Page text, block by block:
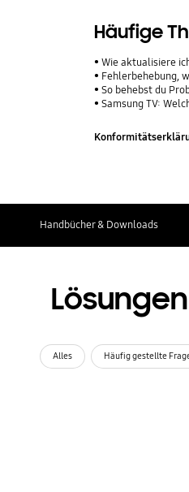
Häufige
Wie aktualisiere
Fehlerbehebung,
So behebst du
Samsung TV:
Handbücher & Downloads
Alles Häufig gestellte